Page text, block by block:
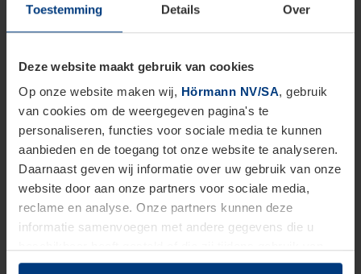
Toestemming Details Over
Deze website maakt gebruik van cookies
Op onze website maken wij, Hörmann NV/SA, gebruik
van cookies om de weergegeven pagina's te
personaliseren, functies voor sociale media te kunnen
aanbieden en de toegang tot onze website te analyseren.
Daarnaast geven wij informatie over uw gebruik van onze
website door aan onze partners voor sociale media,
reclame en analyse. Onze partners kunnen deze
informatie samenvoegen met andere gegevens die u
hun diensten hebben verzameld.